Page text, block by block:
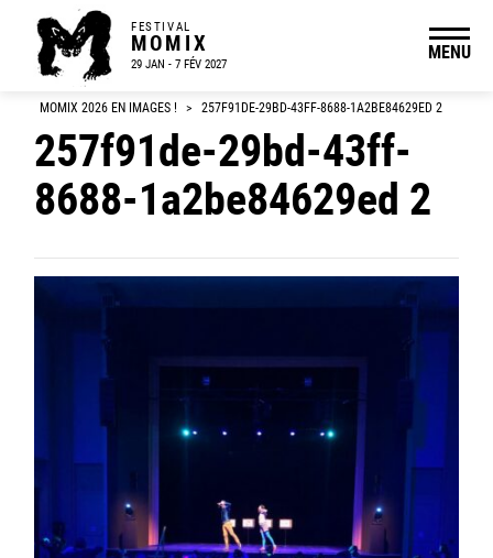
FESTIVAL
MOMIX
29 JAN - 7 FÉV 2027
MENU
MOMIX 2026 EN IMAGES ! > 257F91DE-29BD-43FF-8688-1A2BE84629ED 2
257f91de-29bd-43ff-
8688-1a2be84629ed 2